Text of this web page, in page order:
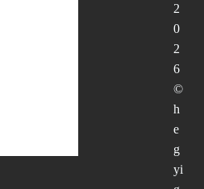
2
0
2
6
©
h
e
g
yi